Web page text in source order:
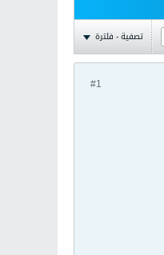
تصفية - فلترة
#1